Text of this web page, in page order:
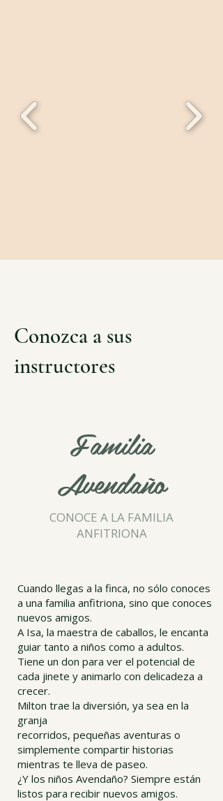
Conozca a sus
instructores
Familia
Avendaño
CONOCE A LA FAMILIA
ANFITRIONA
Cuando llegas a la finca, no sólo conoces
a una familia anfitriona, sino que conoces
nuevos amigos.
A Isa, la maestra de caballos, le encanta
guiar tanto a niños como a adultos.
Tiene un don para ver el potencial de
cada jinete y animarlo con delicadeza a
crecer.
Milton trae la diversión, ya sea en la
granja
recorridos, pequeñas aventuras o
simplemente compartir historias
mientras te lleva de paseo.
¿Y los niños Avendaño? Siempre están
listos para recibir nuevos amigos.